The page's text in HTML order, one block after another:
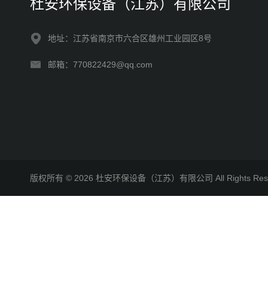
杜安环保设备（江苏）有限公司
地址：江苏省南京市六合区雄州工业园区8号
邮箱：770822429@qq.com
版权所有 © 2026 杜安环保设备（江苏）有限公司 All Rights